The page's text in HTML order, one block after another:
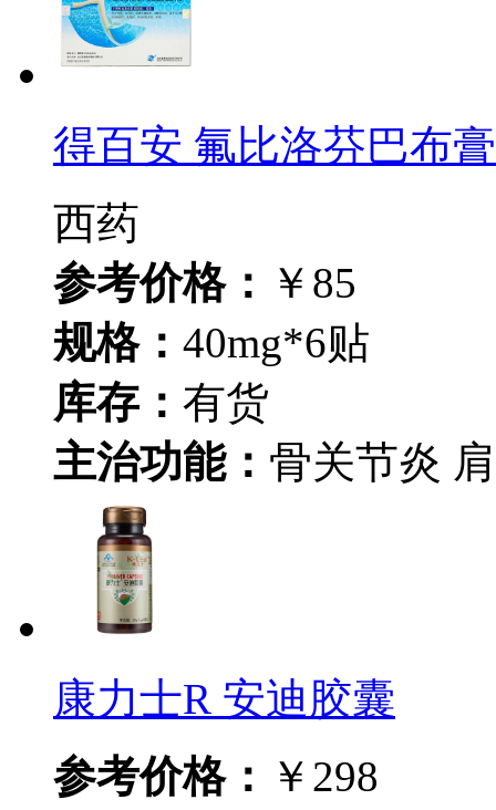
得百安 氟比洛芬巴布膏
西药
参考价格： ￥85
规格： 40mg*6贴
库存： 有货
主治功能： 骨关节炎
康力士R 安迪胶囊
参考价格： ￥298